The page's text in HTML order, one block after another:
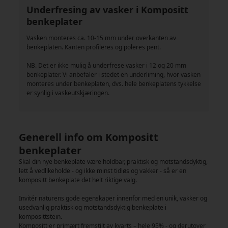
Underfresing av vasker i Kompositt
benkeplater
Vasken monteres ca. 10-15 mm under overkanten av
benkeplaten. Kanten profileres og poleres pent.
NB. Det er ikke mulig å underfrese vasker i 12 og 20 mm
benkeplater. Vi anbefaler i stedet en underliming, hvor vasken
monteres under benkeplaten, dvs. hele benkeplatens tykkelse
er synlig i vaskeutskjæringen.
Generell info om Kompositt
benkeplater
Skal din nye benkeplate være holdbar, praktisk og motstandsdyktig,
lett å vedlikeholde - og ikke minst tidløs og vakker - så er en
kompositt benkeplate det helt riktige valg.
Invitér naturens gode egenskaper innenfor med en unik, vakker og
usedvanlig praktisk og motstandsdyktig benkeplate i
komposittstein.
Kompositt er primært fremstilt av kvarts – hele 95% - og derutover